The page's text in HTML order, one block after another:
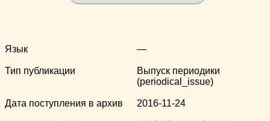
Язык —
Тип публикации
Выпуск периодики
(periodical_issue)
Дата поступления в архив 2016-11-24